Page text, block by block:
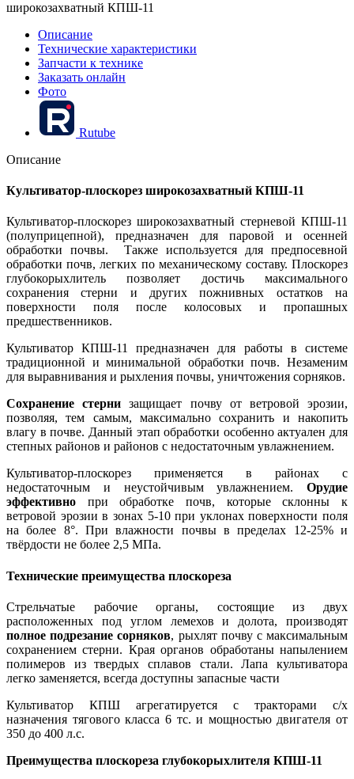
широкозахватный КПШ-11
Описание
Технические характеристики
Запчасти к технике
Заказать онлайн
Фото
Rutube
Описание
Культиватор-плоскорез широкозахватный КПШ-11
Культиватор-плоскорез широкозахватный стерневой КПШ-11
(полуприцепной), предназначен для паровой и осенней
обработки почвы. Также используется для предпосевной
обработки почв, легких по механическому составу. Плоскорез
глубокорыхлитель позволяет достичь максимального
сохранения стерни и других пожнивных остатков на
поверхности поля после колосовых и пропашных
предшественников.
Культиватор КПШ-11 предназначен для работы в системе
традиционной и минимальной обработки почв. Незаменим
для выравнивания и рыхления почвы, уничтожения сорняков.
Сохранение стерни защищает почву от ветровой эрозии,
позволяя, тем самым, максимально сохранить и накопить
влагу в почве. Данный этап обработки особенно актуален для
степных районов и районов с недостаточным увлажнением.
Культиватор-плоскорез применяется в районах с
недостаточным и неустойчивым увлажнением. Орудие
эффективно при обработке почв, которые склонны к
ветровой эрозии в зонах 5-10 при уклонах поверхности поля
на более 8°. При влажности почвы в пределах 12-25% и
твёрдости не более 2,5 МПа.
Технические преимущества плоскореза
Стрельчатые рабочие органы, состоящие из двух
расположенных под углом лемехов и долота, производят
полное подрезание сорняков, рыхлят почву с максимальным
сохранением стерни. Края органов обработаны напылением
полимеров из твердых сплавов стали. Лапа культиватора
легко заменяется, всегда доступны запасные части
Культиватор КПШ агрегатируется с тракторами с/х
назначения тягового класса 6 тс. и мощностью двигателя от
350 до 400 л.с.
Преимущества плоскореза глубокорыхлителя КПШ-11